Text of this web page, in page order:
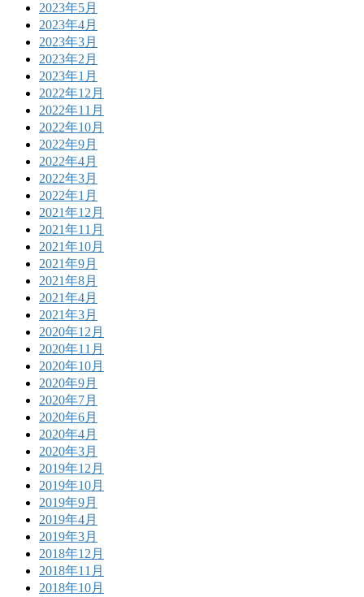
2023年5月
2023年4月
2023年3月
2023年2月
2023年1月
2022年12月
2022年11月
2022年10月
2022年9月
2022年4月
2022年3月
2022年1月
2021年12月
2021年11月
2021年10月
2021年9月
2021年8月
2021年4月
2021年3月
2020年12月
2020年11月
2020年10月
2020年9月
2020年7月
2020年6月
2020年4月
2020年3月
2019年12月
2019年10月
2019年9月
2019年4月
2019年3月
2018年12月
2018年11月
2018年10月